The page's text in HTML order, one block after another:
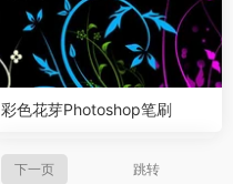
彩色花芽Photoshop笔刷
下一页 跳转